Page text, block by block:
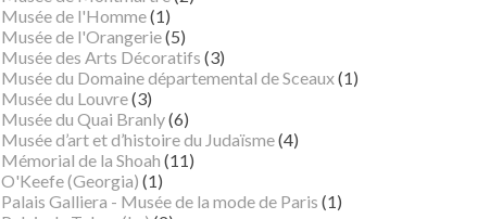
Musée de l'Homme(1)
Musée de l'Orangerie(5)
Musée des Arts Décoratifs (3)
Musée du Domaine départemental de Sceaux(1)
Musée du Louvre(3)
Musée du Quai Branly(6)
Musée d’art et d’histoire du Judaïsme(4)
Mémorial de la Shoah (11)
O'Keefe (Georgia) (1)
Palais Galliera - Musée de la mode de Paris (1)